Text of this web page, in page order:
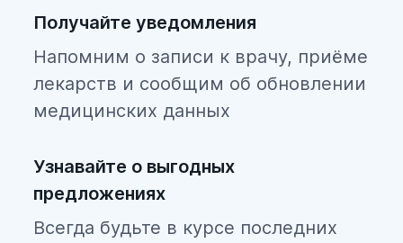
Получайте уведомления
Напомним о записи к врачу, приёме
лекарств и сообщим об обновлении
медицинских данных
Узнавайте о выгодных
предложениях
Всегда будьте в курсе последних